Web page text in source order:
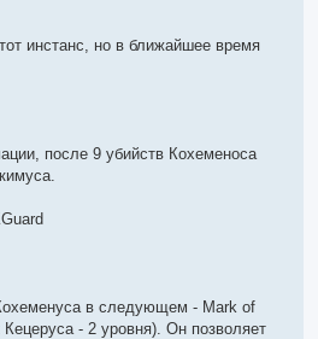
инстанс, но в ближайшее время
после 9 убийств Кохеменоса
в следующем - Mark of
- 2 уровня). Он позволяет